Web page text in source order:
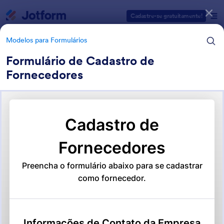
Cadastre-se gratuitamente!
Modelos para Formulários
Formulário de Cadastro de
Fornecedores
Formulários para Cadastros
Categorias de Modelos para Formulários